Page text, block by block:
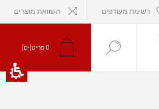
רשימת מעודפים השוואת מוצרים
0 פריט[ים]